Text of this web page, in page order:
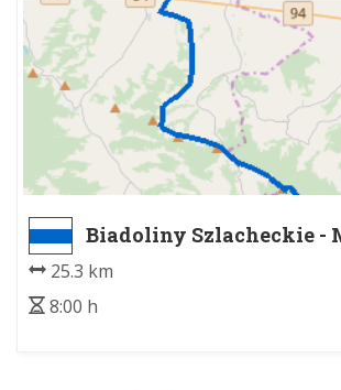
Biadoliny Szlacheckie -
25.3 km
8:00 h